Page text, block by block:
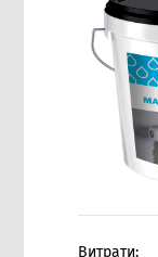
Витрати: